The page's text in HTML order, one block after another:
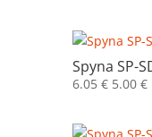
Spyna SP-
6.05 € 5.00 €